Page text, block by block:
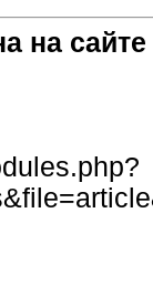
на